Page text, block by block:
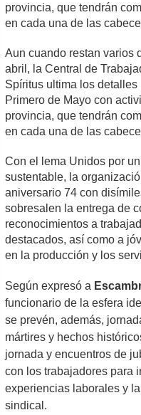
provincia, que tendrán
en cada una de las
Aun cuando restan varios
abril, la Central de
Spíritus ultima los
Primero de Mayo con
provincia, que tendrán
en cada una de las
Con el lema Unidos por
sustentable, la
aniversario 74 con
sobresalen la entrega de
reconocimientos a
destacados, así como a
en la producción y los
Según expresó a
funcionario de la esfera
se prevén, además,
mártires y hechos
jornada yencuentros de
con los trabajadores para
experiencias laborales y
sindical.